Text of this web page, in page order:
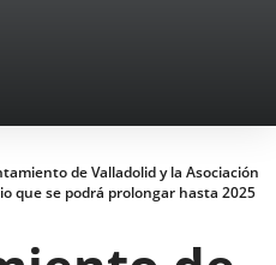
de Valladolid y la Asociación
que se podrá prolongar hasta 2025